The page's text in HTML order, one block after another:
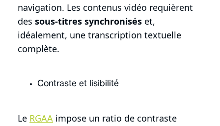
navigation. Les contenus vidéo requièrent
des sous-titres synchronisés et,
idéalement, une transcription textuelle
complète.
Contraste et lisibilité
Le RGAA impose un ratio de contraste